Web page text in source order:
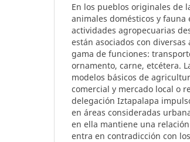
En los pueblos originales de
animales domésticos y
actividades agropecuarias
están asociados con
gama de funciones:
ornamento, carne, etcétera.
modelos básicos de
comercial y mercado local o
delegación Iztapalapa
en áreas consideradas
en ella mantiene una
entra en contradicción con